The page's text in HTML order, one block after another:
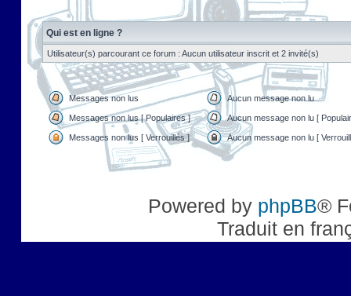
Qui est en ligne ?
Utilisateur(s) parcourant ce forum : Aucun utilisateur inscrit et 2 invité(s)
Messages non lus Aucun message non lu
Messages non lus [ Populaires ] Aucun message non lu [
Messages non lus [ Verrouillés ] Aucun message non lu [
Powered by phpBB®
Traduit en